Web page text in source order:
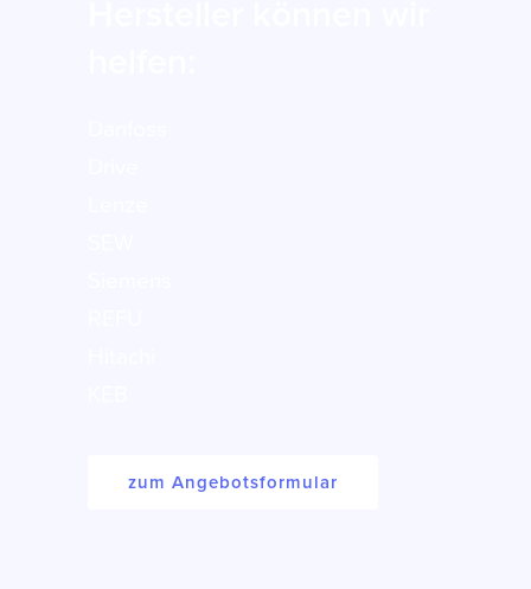
zum Angebotsformular